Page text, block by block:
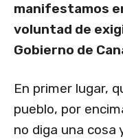
manifestamos
voluntad de
Gobierno de
En primer lugar,
pueblo, por
no diga una cosa